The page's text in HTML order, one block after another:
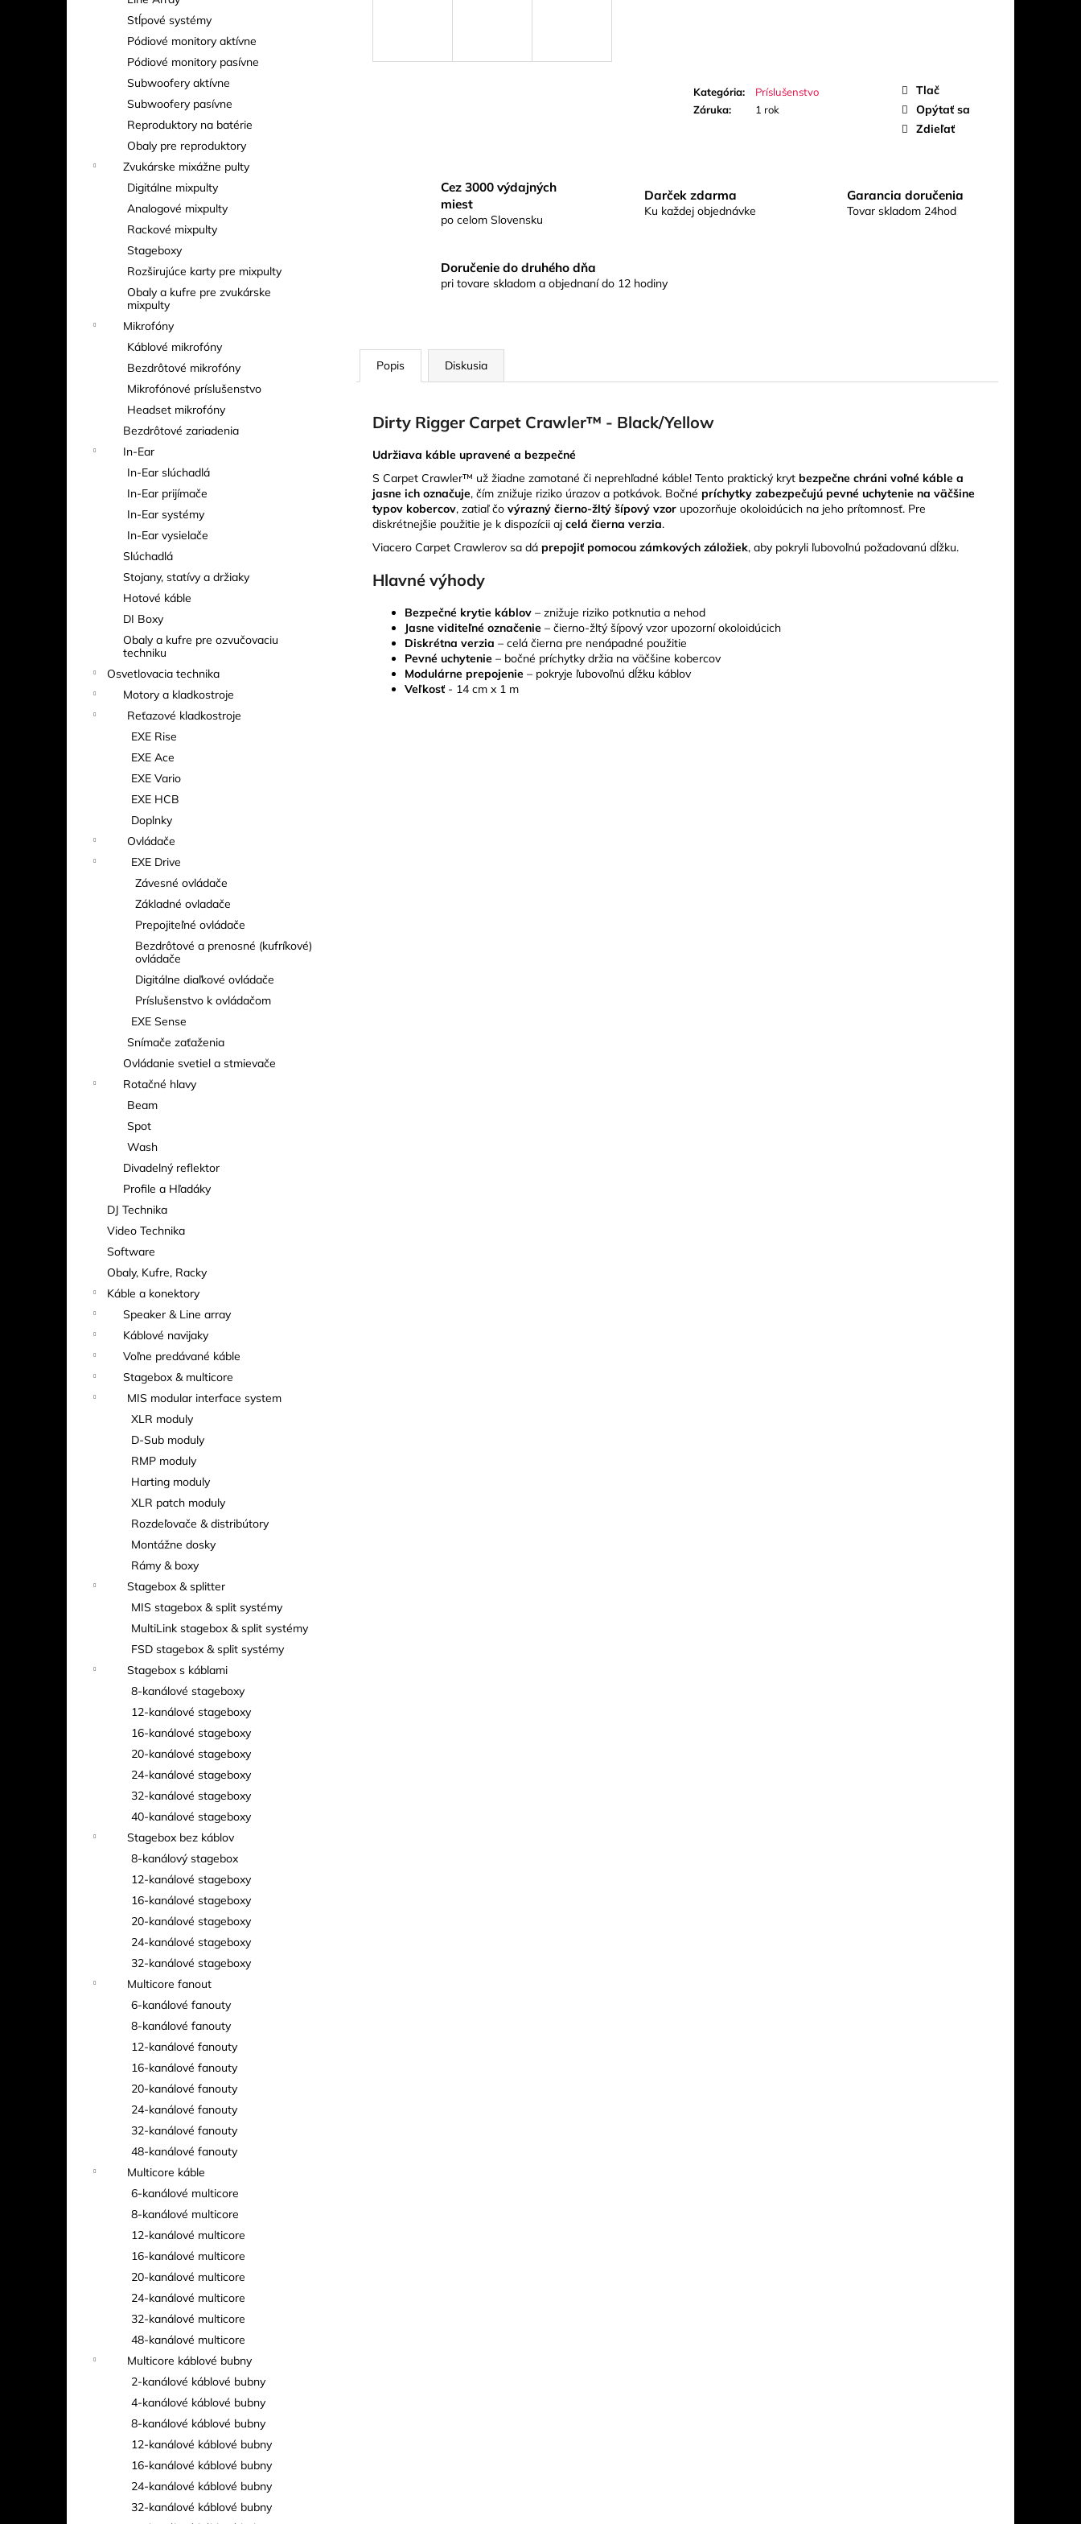
Stĺpové systémy
Pódiové monitory aktívne
Pódiové monitory pasívne
Subwoofery aktívne
Subwoofery pasívne
Reproduktory na batérie
Obaly pre reproduktory
Zvukárske mixážne pulty
Digitálne mixpulty
Analogové mixpulty
Rackové mixpulty
Stageboxy
Rozširujúce karty pre mixpulty
Obaly a kufre pre zvukárske
mixpulty
Mikrofóny
Káblové mikrofóny
Bezdrôtové mikrofóny
Mikrofónové príslušenstvo
Headset mikrofóny
Bezdrôtové zariadenia
In-Ear
In-Ear slúchadlá
In-Ear prijímače
In-Ear systémy
In-Ear vysielače
Slúchadlá
Stojany, statívy a držiaky
Hotové káble
DI Boxy
Obaly a kufre pre ozvučovaciu
techniku
Osvetlovacia technika
Motory a kladkostroje
Reťazové kladkostroje
EXE Rise
EXE Ace
EXE Vario
EXE HCB
Doplnky
Ovládače
EXE Drive
Závesné ovládače
Základné ovladače
Prepojiteľné ovládače
Bezdrôtové a prenosné (kufríkové)
ovládače
Digitálne diaľkové ovládače
Príslušenstvo k ovládačom
EXE Sense
Snímače zaťaženia
Ovládanie svetiel a stmievače
Rotačné hlavy
Beam
Spot
Wash
Divadelný reflektor
Profile a Hľadáky
DJ Technika
Video Technika
Software
Obaly, Kufre, Racky
Káble a konektory
Speaker & Line array
Káblové navijaky
Voľne predávané káble
Stagebox & multicore
MIS modular interface system
XLR moduly
D-Sub moduly
RMP moduly
Harting moduly
XLR patch moduly
Rozdeľovače & distribútory
Montážne dosky
Rámy & boxy
Stagebox & splitter
MIS stagebox & split systémy
MultiLink stagebox & split systémy
FSD stagebox & split systémy
Stagebox s káblami
8-kanálové stageboxy
12-kanálové stageboxy
16-kanálové stageboxy
20-kanálové stageboxy
24-kanálové stageboxy
32-kanálové stageboxy
40-kanálové stageboxy
Stagebox bez káblov
8-kanálový stagebox
12-kanálové stageboxy
16-kanálové stageboxy
20-kanálové stageboxy
24-kanálové stageboxy
32-kanálové stageboxy
Multicore fanout
6-kanálové fanouty
8-kanálové fanouty
12-kanálové fanouty
16-kanálové fanouty
20-kanálové fanouty
24-kanálové fanouty
32-kanálové fanouty
48-kanálové fanouty
Multicore káble
6-kanálové multicore
8-kanálové multicore
12-kanálové multicore
16-kanálové multicore
20-kanálové multicore
24-kanálové multicore
32-kanálové multicore
48-kanálové multicore
Multicore káblové bubny
2-kanálové káblové bubny
4-kanálové káblové bubny
8-kanálové káblové bubny
12-kanálové káblové bubny
16-kanálové káblové bubny
24-kanálové káblové bubny
32-kanálové káblové bubny
Kategória:
Príslušenstvo
Záruka: 1 rok
Tlač
Opýtať sa
Zdieľať
Cez 3000 výdajných
miest
po celom Slovensku
Darček zdarma
Ku každej objednávke
Garancia doručenia
Tovar skladom 24hod
Doručenie do druhého dňa
pri tovare skladom a objednaní do 12 hodiny
Popis Diskusia
Dirty Rigger Carpet Crawler™ - Black/Yellow
Udržiava káble upravené a bezpečné
S Carpet Crawler™ už žiadne zamotané či neprehľadné káble! Tento praktický kryt bezpečne chráni voľné káble a
jasne ich označuje, čím znižuje riziko úrazov a potkávok. Bočné príchytky zabezpečujú pevné uchytenie na väčšine
typov kobercov, zatiaľ čo výrazný čierno-žltý šípový vzor upozorňuje okoloidúcich na jeho prítomnosť. Pre
diskrétnejšie použitie je k dispozícii aj celá čierna verzia.
Viacero Carpet Crawlerov sa dá prepojiť pomocou zámkových záložiek, aby pokryli ľubovoľnú požadovanú dĺžku.
Hlavné výhody
Bezpečné krytie káblov – znižuje riziko potknutia a nehod
Jasne viditeľné označenie – čierno-žltý šípový vzor upozorní okoloidúcich
Diskrétna verzia – celá čierna pre nenápadné použitie
Pevné uchytenie – bočné príchytky držia na väčšine kobercov
Modulárne prepojenie – pokryje ľubovoľnú dĺžku káblov
Veľkosť - 14 cm x 1 m
EXE RISE D8+ 500 KG – ELEKTRICKÝ
REŤAZOVÝ KLADKOSTROJ (MEDIUM
POWERGRID DUO